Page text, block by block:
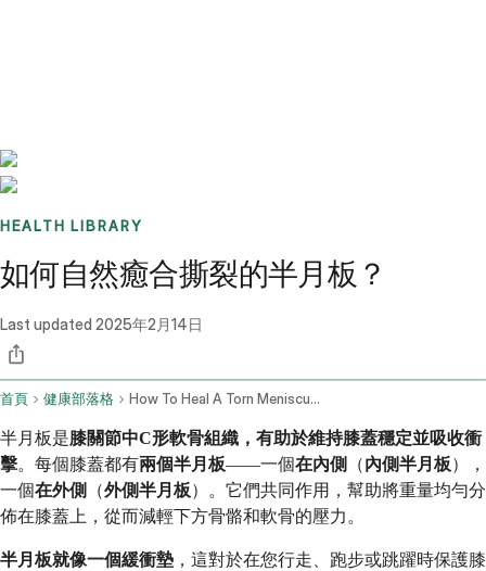
HEALTH LIBRARY
如何自然癒合撕裂的半月板？
Last updated 2025年2月14日
首頁 健康部落格 How To Heal A Torn Meniscus Naturally
半月板是膝關節中C形軟骨組織，有助於維持膝蓋穩定並吸收衝
擊。每個膝蓋都有兩個半月板——一個在內側 （內側半月板），
一個在外側 （外側半月板）。它們共同作用，幫助將重量均勻分
佈在膝蓋上，從而減輕下方骨骼和軟骨的壓力。
半月板就像一個緩衝墊 ，這對於在您行走、跑步或跳躍時保護膝